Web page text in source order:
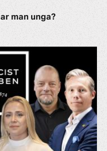
man unga?